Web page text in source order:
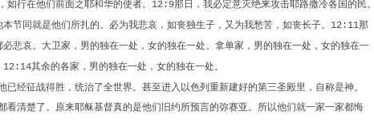
行在他们前面之耶和华的使者。 12:9那日，我必定意灭绝来攻击耶路撒冷各国的民。
节同就是他们所扎的。必为我悲哀，如丧独生子，又为我愁苦，如丧长子。 12:11那
悲哀。大卫家，男的独在一处，女的独在一处。拿单家，男的独在一处，女的独在一
12:14其余的各家，男的独在一处，女的独在一处。
经征战得胜，统治了全世界。甚至进入以色列重新建好的第三圣殿里，自称是神。
清楚了。原来耶稣基督真的是他们旧约所预言的弥赛亚。所以他们就一家一家都悔